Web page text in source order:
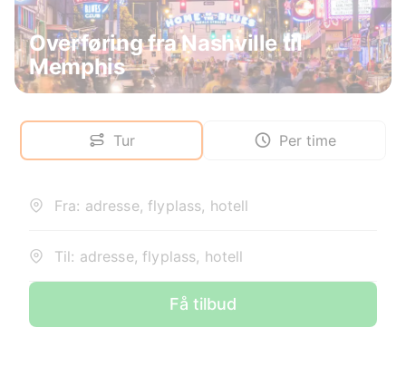
Overføring fra Nashville til
Memphis
Tur Per time
Fra: adresse, flyplass, hotell
Til: adresse, flyplass, hotell
Få tilbud